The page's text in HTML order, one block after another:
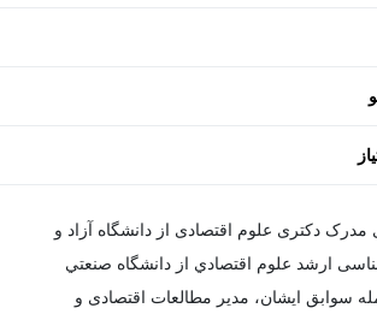
شده استفاده کنند.
زیر می‌توانند مخاطبان اصلی‌ این دوره باشند:
به سرمایه‌گذاری در بازارها و ابزارهای بورس
دوطرفه (ابزار مشتقه)
مدرک دکتری علوم اقتصادی از دانشگاه آزاد و
ارشد علوم اقتصادي از دانشگاه صنعتي
سوابق ایشان، مدير مطالعات اقتصادی و